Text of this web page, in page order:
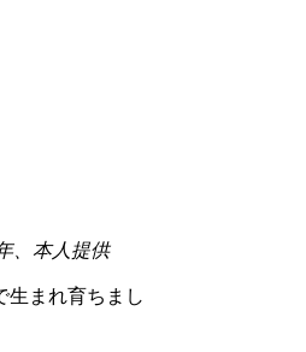
、本人提供
まれ育ちまし